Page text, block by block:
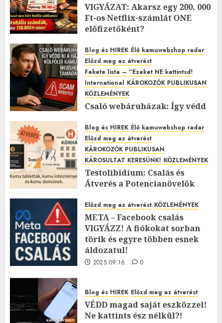
VIGYÁZAT: Akarsz egy 200. 000
Ft-os Netflix-számlát ONE
előfizetőként?
Blog és HIREK Élő kamuwebshop radar
Előzd meg az átverést
Fekete lista – “Ezeket NE kattintsd!
International KÁROKOZÓK PUBLIKUSAN
KÖZLEMÉNYEK
Csaló webáruházak: Így védd
webshopok támadásait!
2025.11.12. 0
Blog és HIREK Élő kamuwebshop radar
Előzd meg az átverést
KÁROKOZÓK PUBLIKUSAN
KÁROSULTAT KERESÜNK! KÖZLEMÉNYEK
Testolibidium: Csalás és
Átverés a Potencianövelők
2025.11.07. 0
Előzd meg az átverést KÖZLEMÉNYEK
META – Facebook csalás
VIGYÁZZ! A fiókokat sorban
törik és egyre többen esnek
áldozatul!
2025.09.16. 0
Blog és HIREK Előzd meg az átverést
VÉDD magad saját eszközzel!
Ne kattints ész nélkül?!